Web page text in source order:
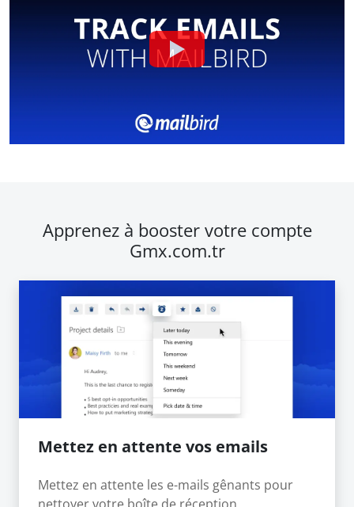
Apprenez à booster votre compte
Gmx.com.tr
Mettez en attente vos emails
Mettez en attente les e-mails gênants pour